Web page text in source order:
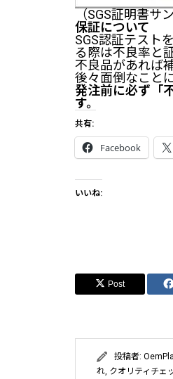
（SGS証明書
保証について
SGS認証テスト
る際は不良率と
不良品があれば
後々面倒なこと
発注前に必ず「
す。
共有:
Facebook
いいね:
Post
投稿者:
れ, クオリティチェ